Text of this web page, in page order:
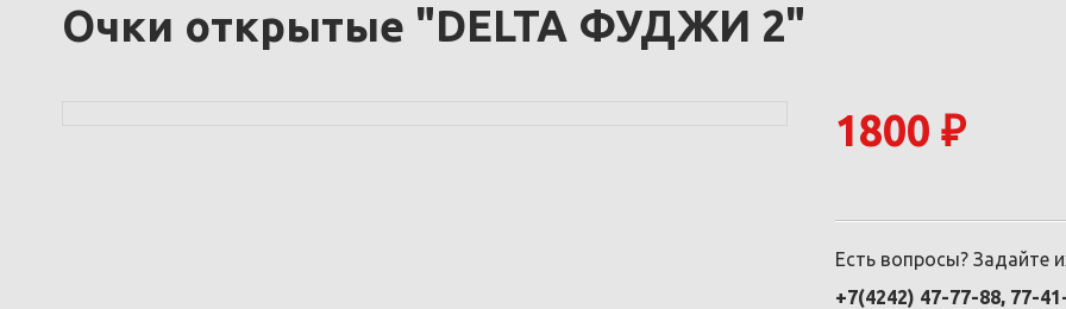
Очки открытые "DELTA ФУДЖИ 2"
1800 ₽
Есть вопросы? Задайте
+7(4242) 47-77-88, 77-